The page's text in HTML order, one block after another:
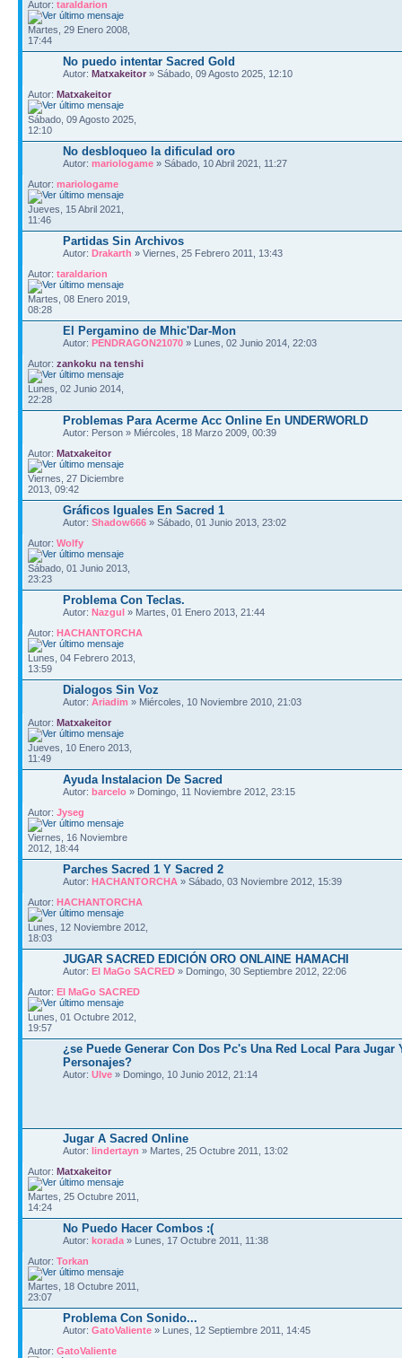
Autor: taraldarion
Martes, 29 Enero 2008,
17:44
No puedo intentar Sacred Gold
Autor: Matxakeitor » Sábado, 09 Agosto 2025, 12:10
Autor: Matxakeitor
Sábado, 09 Agosto 2025,
12:10
No desbloqueo la dificulad oro
Autor: mariologame » Sábado, 10 Abril 2021, 11:27
Autor: mariologame
Jueves, 15 Abril 2021,
11:46
Partidas Sin Archivos
Autor: Drakarth » Viernes, 25 Febrero 2011, 13:43
Autor: taraldarion
Martes, 08 Enero 2019,
08:28
El Pergamino de Mhic'Dar-Mon
Autor: PENDRAGON21070 » Lunes, 02 Junio 2014, 22:03
Autor: zankoku na tenshi
Lunes, 02 Junio 2014,
22:28
Problemas Para Acerme Acc Online En UNDERWORLD
Autor: Person » Miércoles, 18 Marzo 2009, 00:39
Autor: Matxakeitor
Viernes, 27 Diciembre
2013, 09:42
Gráficos Iguales En Sacred 1
Autor: Shadow666 » Sábado, 01 Junio 2013, 23:02
Autor: Wolfy
Sábado, 01 Junio 2013,
23:23
Problema Con Teclas.
Autor: Nazgul » Martes, 01 Enero 2013, 21:44
Autor: HACHANTORCHA
Lunes, 04 Febrero 2013,
13:59
Dialogos Sin Voz
Autor: Ariadim » Miércoles, 10 Noviembre 2010, 21:03
Autor: Matxakeitor
Jueves, 10 Enero 2013,
11:49
Ayuda Instalacion De Sacred
Autor: barcelo » Domingo, 11 Noviembre 2012, 23:15
Autor: Jyseg
Viernes, 16 Noviembre
2012, 18:44
Parches Sacred 1 Y Sacred 2
Autor: HACHANTORCHA » Sábado, 03 Noviembre 2012, 15:39
Autor: HACHANTORCHA
Lunes, 12 Noviembre 2012,
18:03
JUGAR SACRED EDICIÓN ORO ONLAINE HAMACHI
Autor: El MaGo SACRED » Domingo, 30 Septiembre 2012, 22:06
Autor: El MaGo SACRED
Lunes, 01 Octubre 2012,
19:57
¿se Puede Generar Con Dos Pc's Una Red Local Para
Personajes?
Autor: Ulve » Domingo, 10 Junio 2012, 21:14
Jugar A Sacred Online
Autor: lindertayn » Martes, 25 Octubre 2011, 13:02
Autor: Matxakeitor
Martes, 25 Octubre 2011,
14:24
No Puedo Hacer Combos :(
Autor: korada » Lunes, 17 Octubre 2011, 11:38
Autor: Torkan
Martes, 18 Octubre 2011,
23:07
Problema Con Sonido...
Autor: GatoValiente » Lunes, 12 Septiembre 2011, 14:45
Autor: GatoValiente